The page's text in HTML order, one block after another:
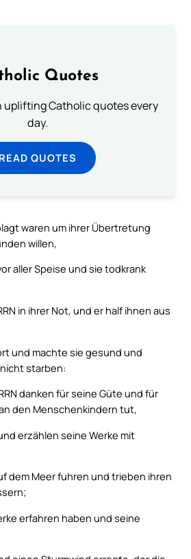
Quotes
uplifting Catholic quotes every
day.
READ QUOTES
waren um ihrer Übertretung
willen,
aller Speise und sie todkrank
in ihrer Not, und er half ihnen aus
und machte sie gesund und
starben:
danken für seine Güte und für
den Menschenkindern tut,
erzählen seine Werke mit
dem Meer fuhren und trieben ihren
erfahren haben und seine